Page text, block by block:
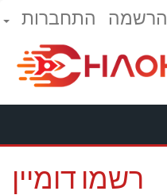
התחברות הרשמה
רשמו דומיין